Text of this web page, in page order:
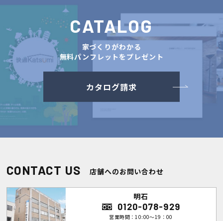
CATALOG
家づくりがわかる
無料パンフレットをプレゼント
カタログ請求
CONTACT US 店舗へのお問い合わせ
明石
0120-078-929
営業時間：10:00～19：00